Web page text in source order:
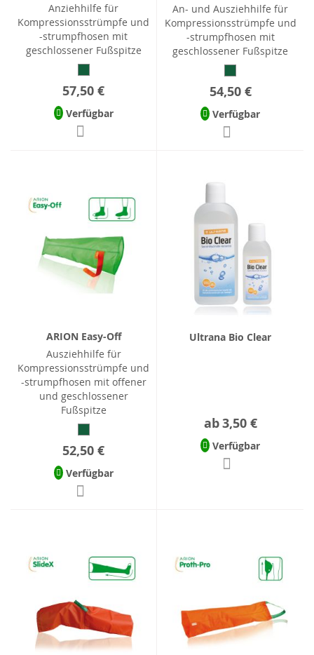
Anziehhilfe für
Kompressionsstrümpfe und
-strumpfhosen mit
geschlossener Fußspitze
57,50 €
Verfügbar
An- und Ausziehhilfe für
Kompressionsstrümpfe und
-strumpfhosen mit
geschlossener Fußspitze
54,50 €
Verfügbar
ARION Easy-Off
Ausziehhilfe für
Kompressionsstrümpfe und
-strumpfhosen mit offener
und geschlossener
Fußspitze
52,50 €
Verfügbar
Ultrana Bio Clear
ab3,50 €
Verfügbar